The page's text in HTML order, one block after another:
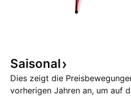
Saisonal
Dies zeigt die
vorherigen Jahren an, um auf